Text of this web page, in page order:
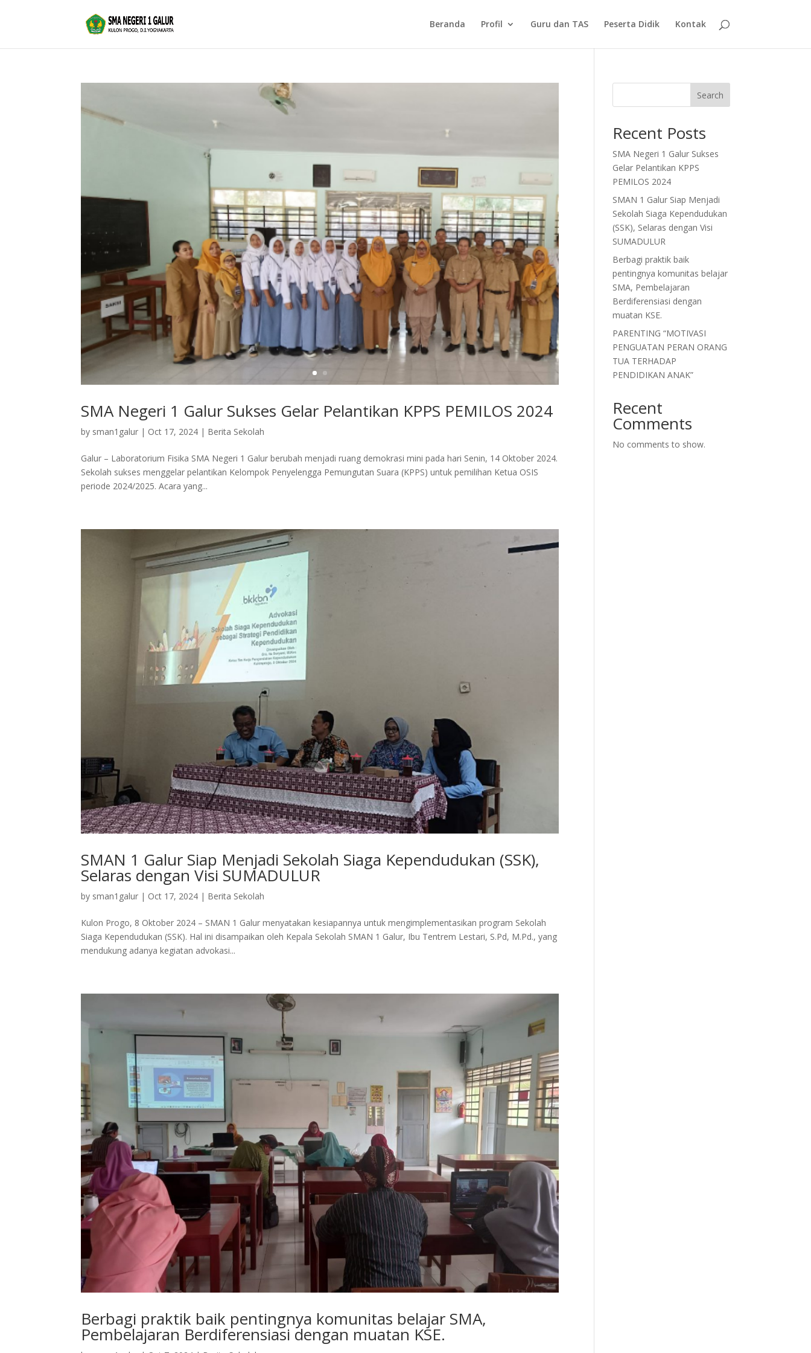
Beranda Profil Guru dan TAS Peserta Didik Kontak
SMA Negeri 1 Galur Sukses Gelar Pelantikan KPPS PEMILOS 2024
by sman1galur | Oct 17, 2024 | Berita Sekolah
Galur – Laboratorium Fisika SMA Negeri 1 Galur berubah menjadi ruang demokrasi mini pada hari Senin, 14 Oktober 2024.
Sekolah sukses menggelar pelantikan Kelompok Penyelengga Pemungutan Suara (KPPS) untuk pemilihan Ketua OSIS
periode 2024/2025. Acara yang...
SMAN 1 Galur Siap Menjadi Sekolah Siaga Kependudukan (SSK),
Selaras dengan Visi SUMADULUR
by sman1galur | Oct 17, 2024 | Berita Sekolah
Kulon Progo, 8 Oktober 2024 – SMAN 1 Galur menyatakan kesiapannya untuk mengimplementasikan program Sekolah
Siaga Kependudukan (SSK). Hal ini disampaikan oleh Kepala Sekolah SMAN 1 Galur, Ibu Tentrem Lestari, S.Pd, M.Pd., yang
mendukung adanya kegiatan advokasi...
Berbagi praktik baik pentingnya komunitas belajar SMA,
Pembelajaran Berdiferensiasi dengan muatan KSE.
Search
Recent Posts
SMA Negeri 1 Galur Sukses
Gelar Pelantikan KPPS
PEMILOS 2024
SMAN 1 Galur Siap Menjadi
Sekolah Siaga Kependudukan
(SSK), Selaras dengan Visi
SUMADULUR
Berbagi praktik baik
pentingnya komunitas belajar
SMA, Pembelajaran
Berdiferensiasi dengan
muatan KSE.
PARENTING “MOTIVASI
PENGUATAN PERAN ORANG
TUA TERHADAP
PENDIDIKAN ANAK”
Recent
Comments
No comments to show.